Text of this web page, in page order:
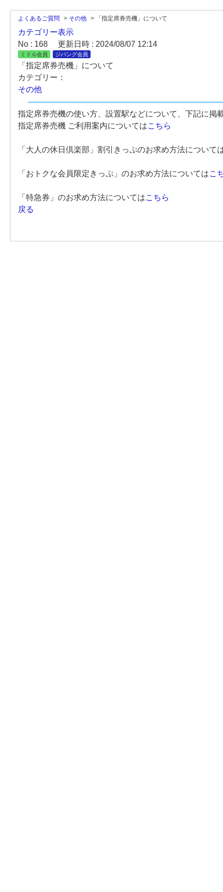
よくあるご質問 > その他 > 「指定席券売機」について
カテゴリー表示
No : 168
更新日時 : 2024/08/07 12:14
ミドル会員 ジパング会員
「指定席券売機」について
カテゴリー：
その他
指定席券売機の使い方、設置駅などについて、下記に掲
指定席券売機 ご利用案内についてはこちら
「大人の休日倶楽部」割引きっぷのお求め方法について
「おトクな会員限定きっぷ」のお求め方法についてはこ
「特急券」のお求め方法についてはこちら
戻る